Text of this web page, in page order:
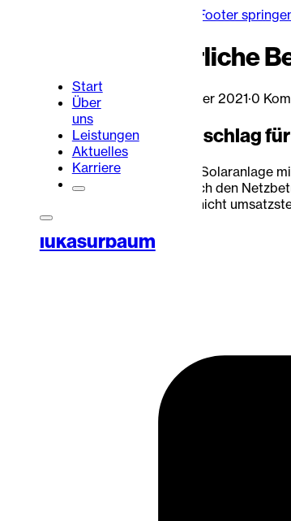
Zum Footer
Start
Über
uns
Leistungen
Aktuelles
Karriere
Umsatzsteuerliche
Lukas Urbaum 17. September 2021·0
Der Mieterstromzuschlag
Liefert der Betreiber einer Solaranlage
Mieterstromzuschlags durch den
Zahlung um einen echten, nicht
lukasurbaum